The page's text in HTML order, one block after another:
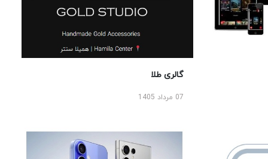
گالری طلا
07 مرداد 1405